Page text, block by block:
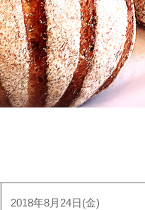
2018年8月24日(金)